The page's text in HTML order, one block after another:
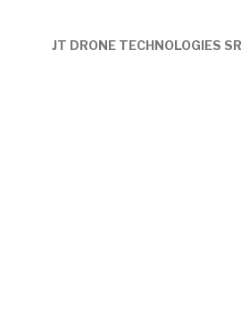
JT DRONE TECHNOLOGIES